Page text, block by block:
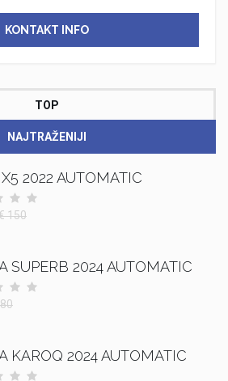
KONTAKT INFO
TOP
NAJTRAŽENIJI
2022 AUTOMATIC
150
SUPERB 2024 AUTOMATIC
KAROQ 2024 AUTOMATIC